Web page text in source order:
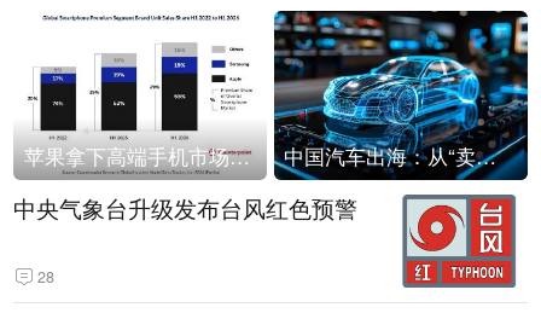
苹果拿下高端手机市场65%的份额：iPhone 17系列功不可没 中国汽车出海：从“卖出去”到“走进去”
中央气象台升级发布台风红色预警
28